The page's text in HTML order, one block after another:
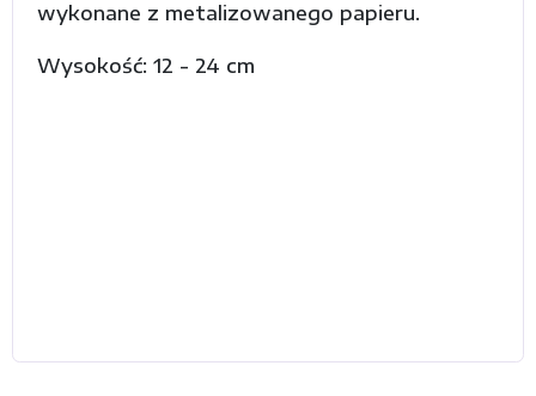
wykonane z metalizowanego papieru.
Wysokość: 12 - 24 cm